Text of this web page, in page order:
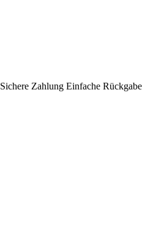
Sichere Zahlung Einfache Rückgabe